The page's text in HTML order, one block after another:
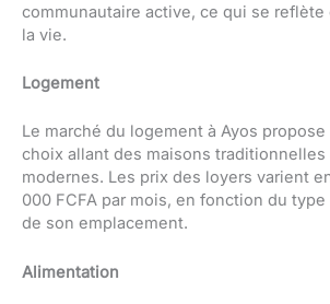
communautaire active, ce qui se reflète
la vie.
Logement
Le marché du logement à Ayos
choix allant des maisons traditionnelles
modernes. Les prix des loyers varient
000 FCFA par mois, en fonction du
de son emplacement.
Alimentation